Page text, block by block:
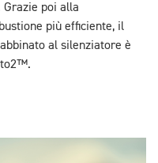
poi alla
più efficiente, il
al silenziatore è